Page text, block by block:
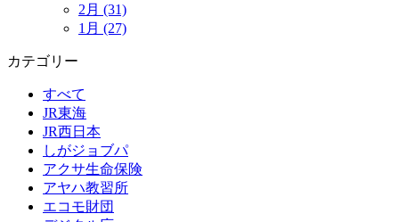
2月 (31)
1月 (27)
カテゴリー
すべて
JR東海
JR西日本
しがジョブパ
アクサ生命保険
アヤハ教習所
エコモ財団